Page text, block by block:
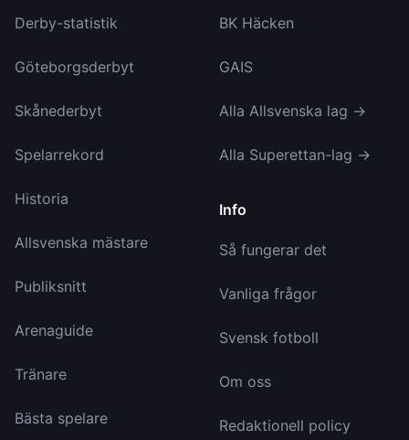
Derby-statistik
Göteborgsderbyt
Skånederbyt
Spelarrekord
Historia
Allsvenska mästare
Publiksnitt
Arenaguide
Tränare
Bästa spelare
BK Häcken
GAIS
Alla Allsvenska lag →
Alla Superettan-lag →
Info
Så fungerar det
Vanliga frågor
Svensk fotboll
Om oss
Redaktionell policy